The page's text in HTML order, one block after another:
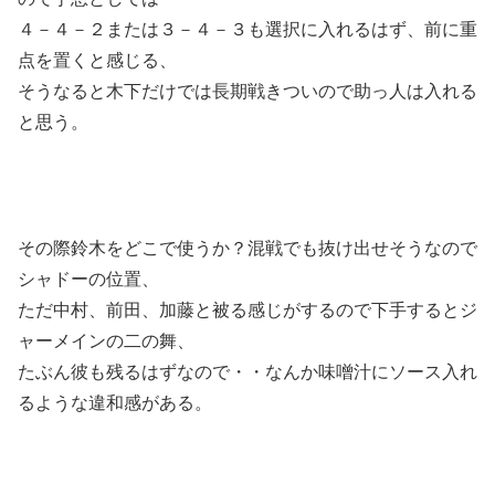
４－４－２または３－４－３も選択に入れるはず、前に重
点を置くと感じる、
そうなると木下だけでは長期戦きついので助っ人は入れる
と思う。
その際鈴木をどこで使うか？混戦でも抜け出せそうなので
シャドーの位置、
ただ中村、前田、加藤と被る感じがするので下手するとジ
ャーメインの二の舞、
たぶん彼も残るはずなので・・なんか味噌汁にソース入れ
るような違和感がある。